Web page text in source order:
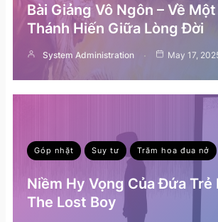
Bài Giảng Vô Ngôn – Về
Thánh Hiến Giữa Lòng Đời
System Administration May 17,
Góp nhặt Suy tư Trăm hoa đua nở
Niềm Hy Vọng Của Đứa Trẻ
The Lost Boy